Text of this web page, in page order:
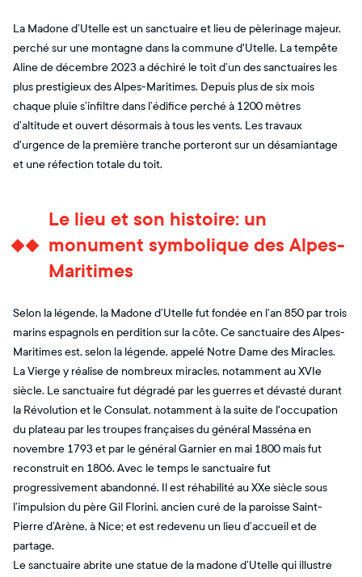
La Madone d’Utelle est un sanctuaire et lieu de pèlerinage majeur,
perché sur une montagne dans la commune d'Utelle. La tempête
Aline de décembre 2023 a déchiré le toit d’un des sanctuaires les
plus prestigieux des Alpes-Maritimes. Depuis plus de six mois
chaque pluie s’infiltre dans l’édifice perché à 1200 mètres
d’altitude et ouvert désormais à tous les vents. Les travaux
d'urgence de la première tranche porteront sur un désamiantage
et une réfection totale du toit.
Le lieu et son histoire: un
monument symbolique des Alpes-
Maritimes
Selon la légende, la Madone d’Utelle fut fondée en l’an 850 par trois
marins espagnols en perdition sur la côte. Ce sanctuaire des Alpes-
Maritimes est, selon la légende, appelé Notre Dame des Miracles.
La Vierge y réalise de nombreux miracles, notamment au XVIe
siècle. Le sanctuaire fut dégradé par les guerres et dévasté durant
la Révolution et le Consulat, notamment à la suite de l'occupation
du plateau par les troupes françaises du général Masséna en
novembre 1793 et par le général Garnier en mai 1800 mais fut
reconstruit en 1806. Avec le temps le sanctuaire fut
progressivement abandonné. Il est réhabilité au XXe siècle sous
l’impulsion du père Gil Florini, ancien curé de la paroisse Saint-
Pierre d’Arène, à Nice; et est redevenu un lieu d’accueil et de
partage.
Le sanctuaire abrite une statue de la madone d’Utelle qui illustre